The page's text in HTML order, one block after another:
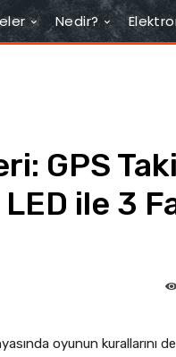
Nedir?
GPS
LED ile 3
oyunun kurallarını